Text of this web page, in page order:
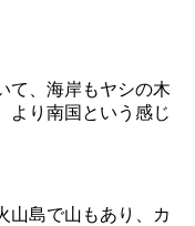
て、海岸もヤシの木
より南国という感じ
山島で山もあり、カ